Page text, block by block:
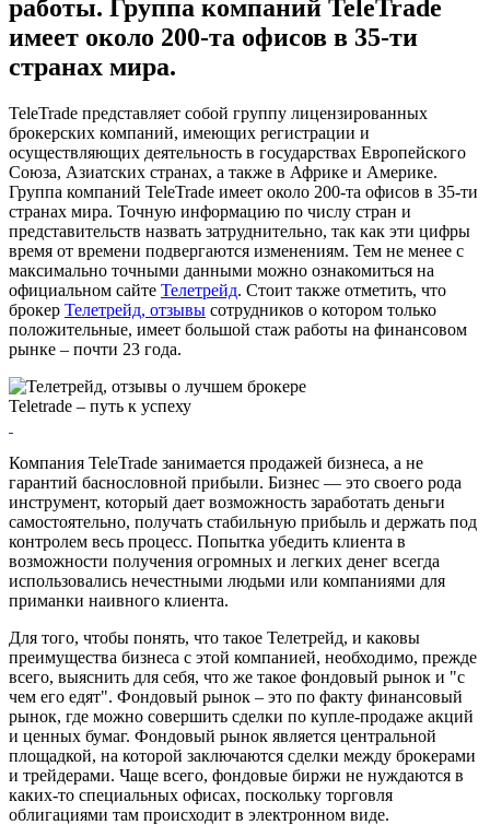
работы. Группа компаний TeleTrade
имеет около 200-та офисов в 35-ти
странах мира.
TeleTrade представляет собой группу лицензированных
брокерских компаний, имеющих регистрации и
осуществляющих деятельность в государствах Европейского
Союза, Азиатских странах, а также в Африке и Америке.
Группа компаний TeleTrade имеет около 200-та офисов в 35-ти
странах мира. Точную информацию по числу стран и
представительств назвать затруднительно, так как эти цифры
время от времени подвергаются изменениям. Тем не менее с
максимально точными данными можно ознакомиться на
официальном сайте Телетрейд. Стоит также отметить, что
брокер Телетрейд, отзывы сотрудников о котором только
положительные, имеет большой стаж работы на финансовом
рынке – почти 23 года.
Teletrade – путь к успеху
Компания TeleTrade занимается продажей бизнеса, а не
гарантий баснословной прибыли. Бизнес — это своего рода
инструмент, который дает возможность заработать деньги
самостоятельно, получать стабильную прибыль и держать под
контролем весь процесс. Попытка убедить клиента в
возможности получения огромных и легких денег всегда
использовались нечестными людьми или компаниями для
приманки наивного клиента.
Для того, чтобы понять, что такое Телетрейд, и каковы
преимущества бизнеса с этой компанией, необходимо, прежде
всего, выяснить для себя, что же такое фондовый рынок и "с
чем его едят". Фондовый рынок – это по факту финансовый
рынок, где можно совершить сделки по купле-продаже акций
и ценных бумаг. Фондовый рынок является центральной
площадкой, на которой заключаются сделки между брокерами
и трейдерами. Чаще всего, фондовые биржи не нуждаются в
каких-то специальных офисах, поскольку торговля
облигациями там происходит в электронном виде.